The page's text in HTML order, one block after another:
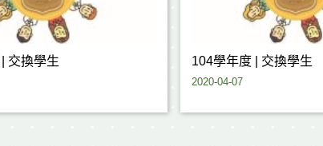
交換學生 104學年度 | 交換學生
2020-04-07